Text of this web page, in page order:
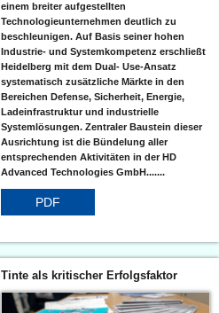
einem breiter aufgestellten
Technologieunternehmen deutlich zu
beschleunigen. Auf Basis seiner hohen
Industrie- und Systemkompetenz erschließt
Heidelberg mit dem Dual- Use-Ansatz
systematisch zusätzliche Märkte in den
Bereichen Defense, Sicherheit, Energie,
Ladeinfrastruktur und industrielle
Systemlösungen. Zentraler Baustein dieser
Ausrichtung ist die Bündelung aller
entsprechenden Aktivitäten in der HD
Advanced Technologies GmbH.......
PDF
Tinte als kritischer Erfolgsfaktor